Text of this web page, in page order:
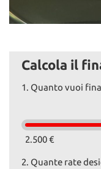
Calcola il
1. Quanto vuoi
2.500 €
2. Quante rate